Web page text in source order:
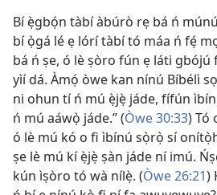
Bí ẹ̀gbọ́n tàbí àbúrò rẹ bá ń
bí ọ̀gá lé ẹ lórí tàbí tó máa ń fẹ́
bá ń ṣe, ó lè ṣòro fún ẹ láti
yìí dá. Àmọ́ òwe kan nínú Bíbélì
ni ohun tí ń mú ẹ̀jẹ̀ jáde, fífún
ń mú aáwọ̀ jáde.” (Òwe 30:33) Tó
ó lè mú kó o fi ìbínú sọ̀rọ̀ sí
ṣe lè mú kí ẹ̀jẹ̀ ṣàn jáde ní imú.
kún ìṣòro tó wà nílẹ̀. (Òwe 26:21)